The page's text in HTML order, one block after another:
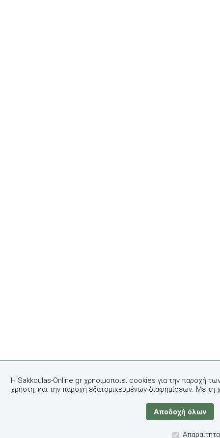
Η Sakkoulas-Online.gr χρησιμοποιεί cookies για την παροχή
χρήστη, και την παροχή εξατομικευμένων διαφημίσεων. Με